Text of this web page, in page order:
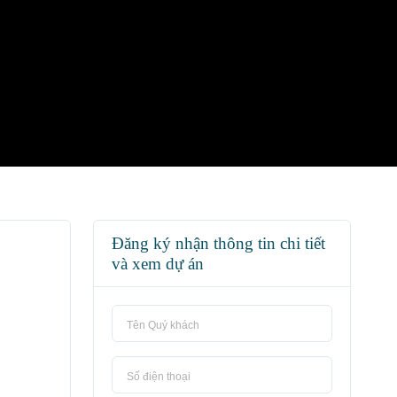
Đăng ký nhận thông tin chi tiết
và xem dự án